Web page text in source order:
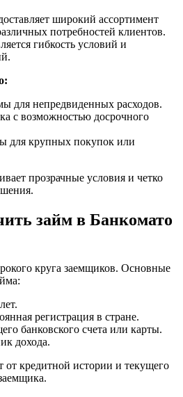
широкий ассортимент
потребностей клиентов.
гибкость условий и
для непредвиденных расходов.
с возможностью досрочного
для крупных покупок или
прозрачные условия и четко
займ в Банкомато
круга заемщиков. Основные
регистрация в стране.
банковского счета или карты.
дохода.
от кредитной истории и текущего